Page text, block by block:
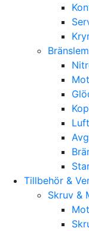
Tillbehör &
Skruv &